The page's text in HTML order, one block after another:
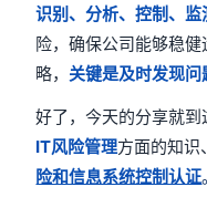
识别、分析、控制、监
险，确保公司能够稳
略， 关键是及时发现
好了，今天的分享就
IT风险管理方面的知识
险和信息系统控制认证。